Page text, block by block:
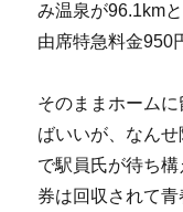
み温泉が96.1km
由席特急料金950
そのままホーム
ばいいが、なん
で駅員氏が待ち
券は回収されて